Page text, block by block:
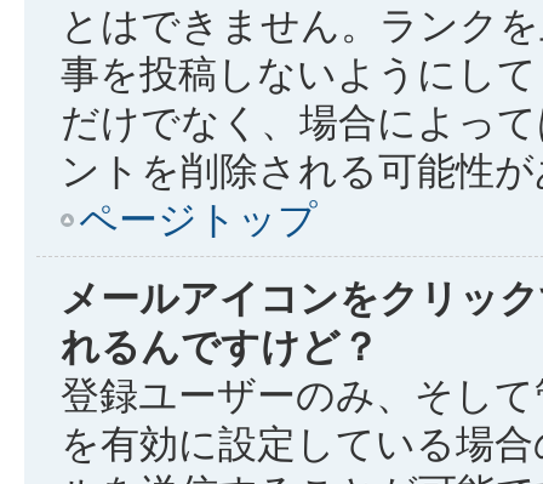
とはできません。ランク
事を投稿しないようにし
だけでなく、場合によっ
ントを削除される可能性
ページトップ
メールアイコンをクリッ
れるんですけど？
登録ユーザーのみ、そし
を有効に設定している場